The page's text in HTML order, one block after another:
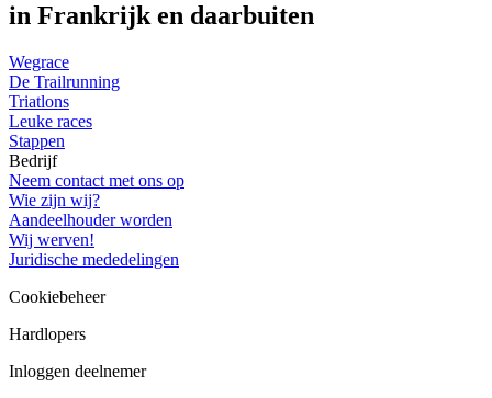
in Frankrijk en daarbuiten
Wegrace
De Trailrunning
Triatlons
Leuke races
Stappen
Bedrijf
Neem contact met ons op
Wie zijn wij?
Aandeelhouder worden
Wij werven!
Juridische mededelingen
Cookiebeheer
Hardlopers
Inloggen deelnemer